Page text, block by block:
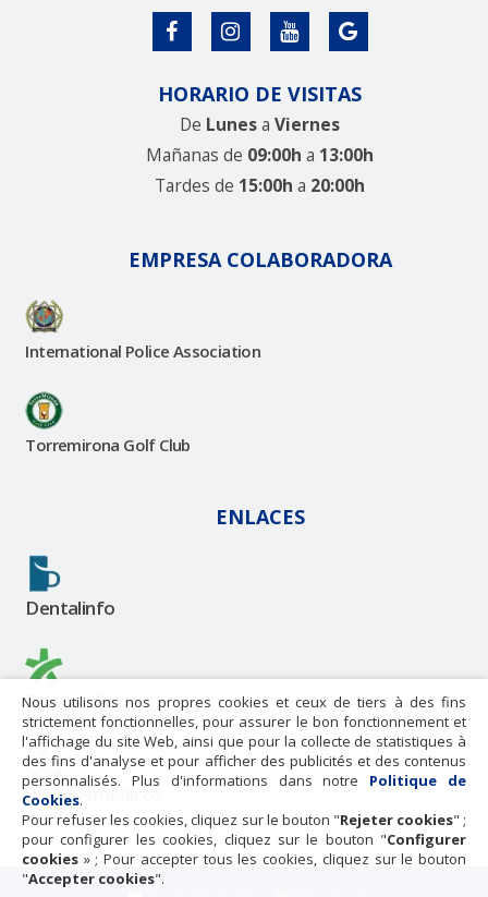
HORARIO DE VISITAS
De LunesaViernes
Mañanas de 09:00h a 13:00h
Tardes de 15:00h a 20:00h
EMPRESA COLABORADORA
International Police Association
Torremirona Golf Club
ENLACES
Dentalinfo
Doctoralia
masquemedicos
Nous utilisons nos propres cookies et ceux de tiers à des fins
strictement fonctionnelles, pour assurer le bon fonctionnement et
l'affichage du site Web, ainsi que pour la collecte de statistiques à
des fins d'analyse et pour afficher des publicités et des contenus
personnalisés. Plus d'informations dans notre Politique de
Cookies.
Pour refuser les cookies, cliquez sur le bouton "Rejeter cookies" ;
pour configurer les cookies, cliquez sur le bouton "Configurer
cookies » ; Pour accepter tous les cookies, cliquez sur le bouton
"Accepter cookies".